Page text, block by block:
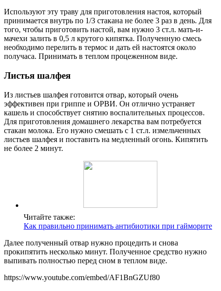
Используют эту траву для приготовления настоя, который
принимается внутрь по 1/3 стакана не более 3 раз в день. Для
того, чтобы приготовить настой, вам нужно 3 ст.л. мать-и-
мачехи залить в 0,5 л крутого кипятка. Полученную смесь
необходимо перелить в термос и дать ей настоятся около
получаса. Принимать в теплом процеженном виде.
Листья шалфея
Из листьев шалфея готовится отвар, который очень
эффективен при гриппе и ОРВИ. Он отлично устраняет
кашель и способствует снятию воспалительных процессов.
Для приготовления домашнего лекарства вам потребуется
стакан молока. Его нужно смешать с 1 ст.л. измельченных
листьев шалфея и поставить на медленный огонь. Кипятить
не более 2 минут.
Читайте также:
Как правильно принимать антибиотики при гайморите
Далее полученный отвар нужно процедить и снова
прокипятить несколько минут. Полученное средство нужно
выпивать полностью перед сном в теплом виде.
https://www.youtube.com/embed/AF1BnGZUf80